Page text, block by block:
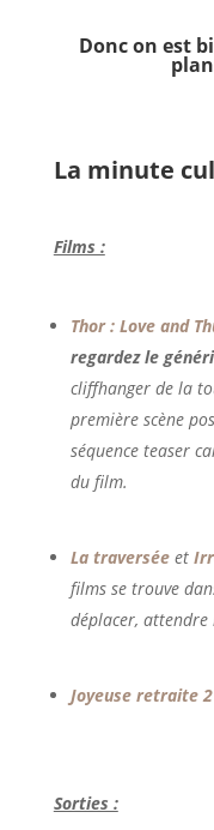
Donc on est
La minute
Films :
Thor : Love and
regardez le
cliffhanger de la
première scène
séquence teaser
du film.
La traverséeet
films se trouve
déplacer,
Joyeuse retraite 2
Sorties :